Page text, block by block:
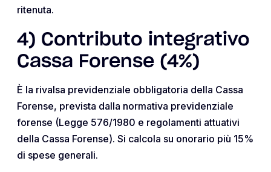
ritenuta.
4) Contributo integrativo
Cassa Forense (4%)
È la rivalsa previdenziale obbligatoria della Cassa
Forense, prevista dalla normativa previdenziale
forense (Legge 576/1980 e regolamenti attuativi
della Cassa Forense). Si calcola su onorario più 15%
di spese generali.